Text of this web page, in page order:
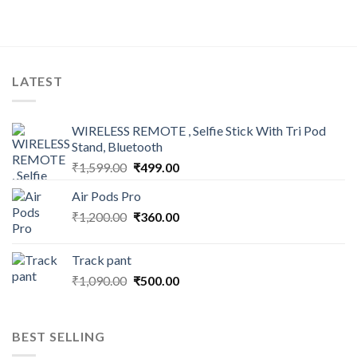
LATEST
WIRELESS REMOTE , Selfie Stick With Tri Pod
Stand, Bluetooth
₹1,599.00 Original
was:
₹1,599.00.
₹499.00Current
₹499.00.
Air Pods Pro
₹1,200.00 Original
₹360.00Current
Track pant
₹1,090.00 Original
₹500.00Current
BEST SELLING